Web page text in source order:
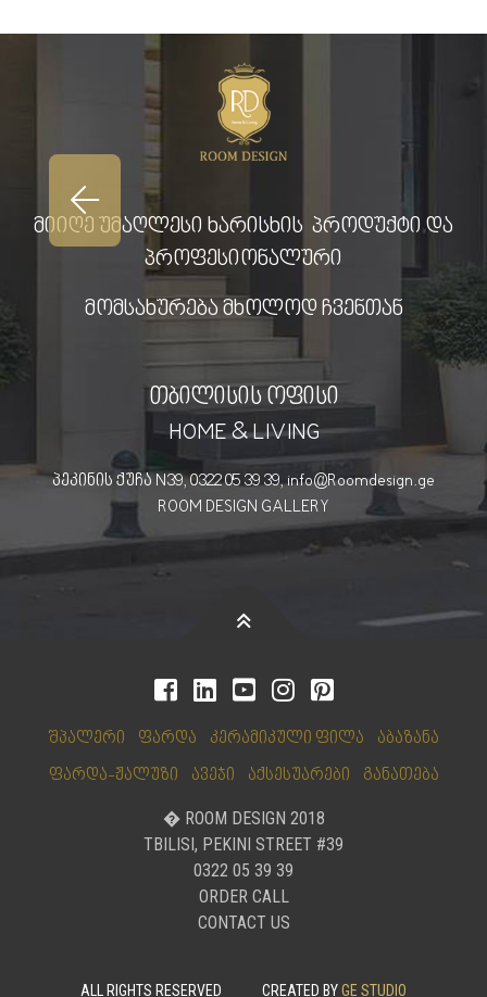
მიიღე უმაღლესი ხარისხის პროდუქტი და
პროფესიონალური
მომსახურება მხოლოდ ჩვენთან
თბილისის ოფისი
HOME & LIVING
პეკინის ქუჩა N39, 0322 05 39 39, info@Roomdesign.ge
ROOM DESIGN GALLERY
შპალერი ფარდა კერამიკული ფილა
აბაზანა
ფარდა-ჟალუზი
ავეჯი აქსესუარები განათება
� ROOM DESIGN 2018
TBILISI, PEKINI STREET #39
0322 05 39 39
ORDER CALL
CONTACT US
ALL RIGHTS RESERVED CREATED BYGE STUDIO